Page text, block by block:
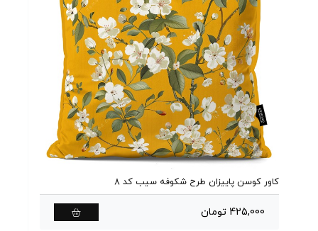
کاور کوسن پاییزان طرح شکوفه سیب کد 8
425,000 تومان